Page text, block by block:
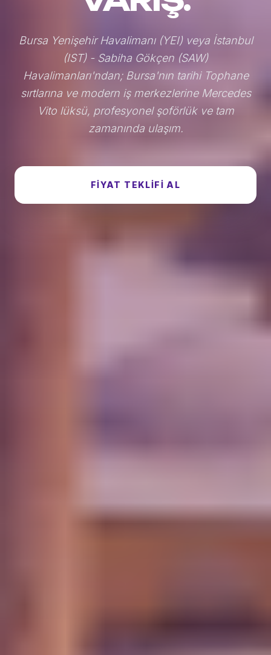
Bursa Yenişehir Havalimanı (YEI) veya İstanbul
(IST) - Sabiha Gökçen (SAW)
Havalimanları'ndan; Bursa'nın tarihi Tophane
sırtlarına ve modern iş merkezlerine Mercedes
Vito lüksü, profesyonel şoförlük ve tam
zamanında ulaşım.
FIYAT TEKLIFI AL